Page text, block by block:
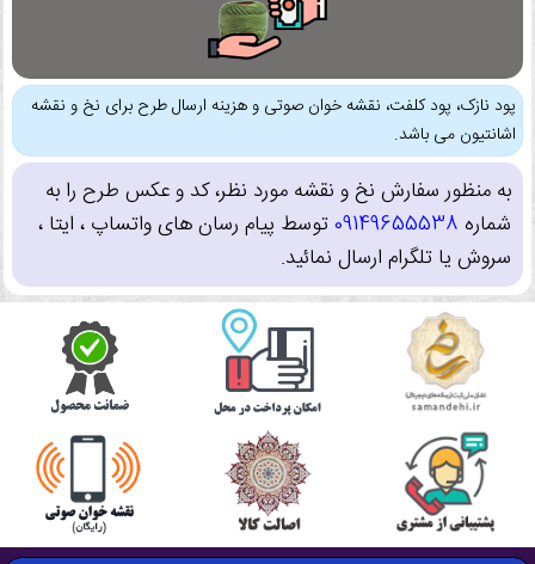
پود نازک، پود کلفت، نقشه خوان صوتی و هزینه ارسال طرح برای نخ و نقشه
اشانتیون می باشد.
به منظور سفارش نخ و نقشه مورد نظر، کد و عکس طرح را به
شماره 09149655538توسط پیام رسان های واتساپ ، ایتا ،
سروش یا تلگرام ارسال نمائید.